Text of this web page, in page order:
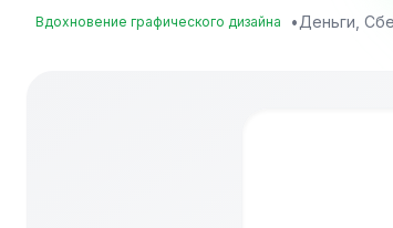
Вдохновение графического дизайна •Деньги,